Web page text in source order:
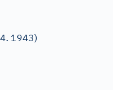
1943)